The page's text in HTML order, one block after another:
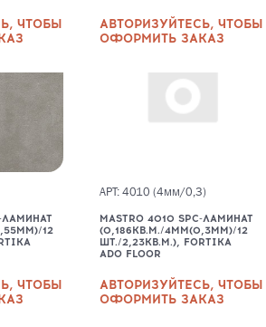
ЧТОБЫ
АВТОРИЗУЙТЕСЬ, ЧТОБЫ
ОФОРМИТЬ ЗАКАЗ
ЛАМИНАТ
12
ЧТОБЫ
АРТ: 4010 (4мм/0,3)
MASTRO 4010 SPC-ЛАМИНАТ
(0,186КВ.М./4ММ(0,3ММ)/12
ШТ./2,23КВ.М.), FORTIKA
ADO FLOOR
АВТОРИЗУЙТЕСЬ, ЧТОБЫ
ОФОРМИТЬ ЗАКАЗ